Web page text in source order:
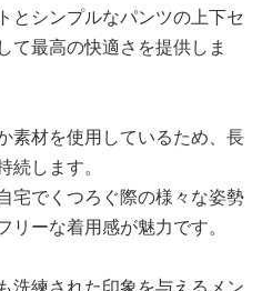
とシンプルなパンツの上下セ
て最高の快適さを提供しま
素材を使用しているため、長
します。
宅でくつろぐ際の様々な姿勢
ーな着用感が魅力です。